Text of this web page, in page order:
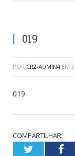
019
POR CR2-ADMIN4 EM
019
COMPARTILHAR:
Twitter